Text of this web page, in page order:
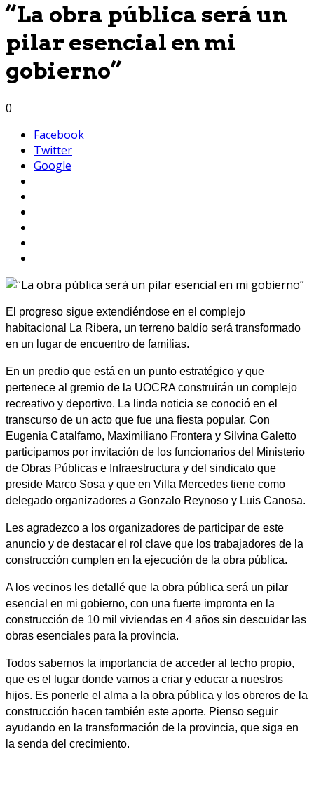
“La obra pública será un
pilar esencial en mi
gobierno”
0
Facebook
Twitter
Google
El progreso sigue extendiéndose en el complejo
habitacional La Ribera, un terreno baldío será transformado
en un lugar de encuentro de familias.
En un predio que está en un punto estratégico y que
pertenece al gremio de la UOCRA construirán un complejo
recreativo y deportivo. La linda noticia se conoció en el
transcurso de un acto que fue una fiesta popular. Con
Eugenia Catalfamo, Maximiliano Frontera y Silvina Galetto
participamos por invitación de los funcionarios del Ministerio
de Obras Públicas e Infraestructura y del sindicato que
preside Marco Sosa y que en Villa Mercedes tiene como
delegado organizadores a Gonzalo Reynoso y Luis Canosa.
Les agradezco a los organizadores de participar de este
anuncio y de destacar el rol clave que los trabajadores de la
construcción cumplen en la ejecución de la obra pública.
A los vecinos les detallé que la obra pública será un pilar
esencial en mi gobierno, con una fuerte impronta en la
construcción de 10 mil viviendas en 4 años sin descuidar las
obras esenciales para la provincia.
Todos sabemos la importancia de acceder al techo propio,
que es el lugar donde vamos a criar y educar a nuestros
hijos. Es ponerle el alma a la obra pública y los obreros de la
construcción hacen también este aporte. Pienso seguir
ayudando en la transformación de la provincia, que siga en
la senda del crecimiento.